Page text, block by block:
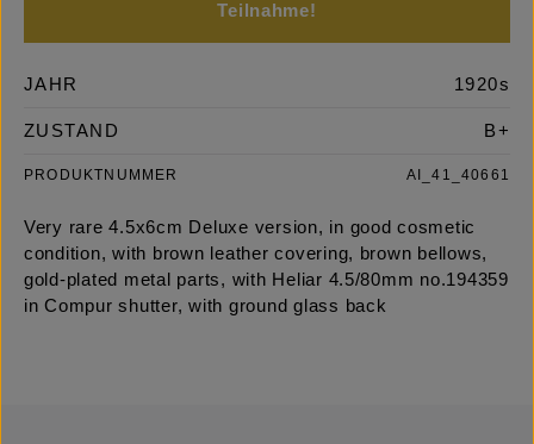
Teilnahme!
JAHR 1920s
ZUSTAND B+
PRODUKTNUMMER AI_41_40661
Very rare 4.5x6cm Deluxe version, in good cosmetic
condition, with brown leather covering, brown bellows,
gold-plated metal parts, with Heliar 4.5/80mm no.194359
in Compur shutter, with ground glass back